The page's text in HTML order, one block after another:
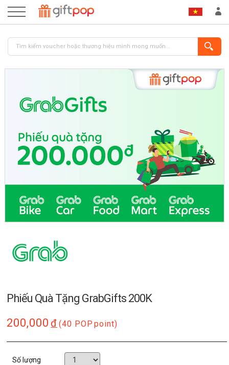
ĐĂNG NHẬP ĐĂNG KÝ
Phiếu Quà Tặng GrabGifts 200K
200,000 đ (40 POP point)
Số lượng